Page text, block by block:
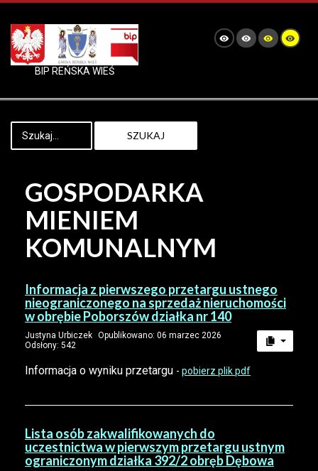
BIP REŃSKA WIEŚ
SZUKAJ
GOSPODARKA
MIENIEM
KOMUNALNYM
Informacja z pierwszego przetargu ustnego
nieograniczonego na sprzedaż nieruchomości
w obrębie Poborszów działka nr 140
Justyna Urbiczek Opublikowano: 06 marzec 2026
Odsłony: 542
Informacja o wyniku przetargu - pobierz plik pdf
Lista osób zakwalifikowanych do
uczestnictwa w pierwszym przetargu ustnym
ograniczonym działka 392/2 obręb Dębowa